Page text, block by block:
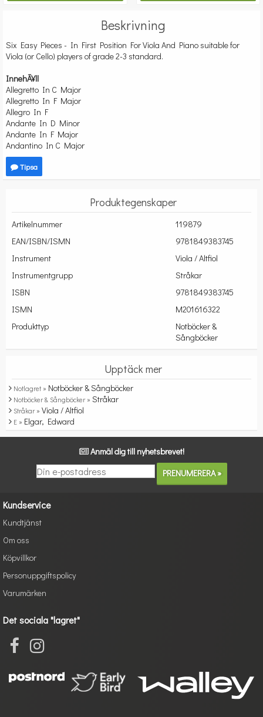
Beskrivning
Six Easy Pieces - In First Position For Viola And Piano suitable for
Viola (or Cello) players of grade 2-3 standard.
InnehÃ¥ll
Allegretto In C Major
Allegretto In F Major
Allegro In F
Andante In D Minor
Andante In F Major
Andantino In C Major
Tipsa
Produktegenskaper
Artikelnummer
119879
EAN/ISBN/ISMN
9781849383745
Instrument
Viola / Altfiol
Instrumentgrupp
Stråkar
ISBN
9781849383745
ISMN
M201616322
Produkttyp
Notböcker &
Sångböcker
Upptäck mer
Notlagret » Notböcker & Sångböcker
Notböcker & Sångböcker » Stråkar
Stråkar » Viola / Altfiol
E » Elgar, Edward
Anmäl dig till nyhetsbrevet!
Kundservice
Kundtjänst
Om oss
Köpvillkor
Personuppgiftspolicy
Varumärken
Det sociala "lagret"